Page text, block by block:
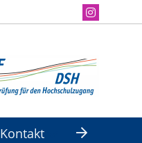
Kontakt